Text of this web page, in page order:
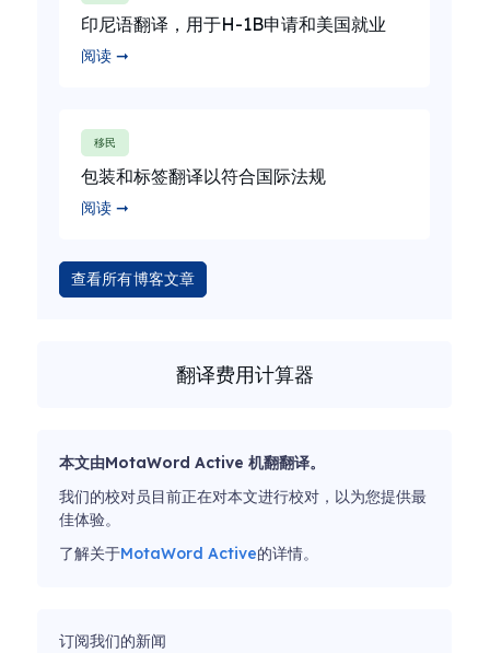
印尼语翻译，用于H-1B申请和美国就业
阅读 ➞
移民
包装和标签翻译以符合国际法规
阅读 ➞
查看所有博客文章
翻译费用计算器
本文由MotaWord Active 机翻翻译。
我们的校对员目前正在对本文进行校对，以为您提供最
佳体验。
了解关于MotaWord Active的详情。
订阅我们的新闻